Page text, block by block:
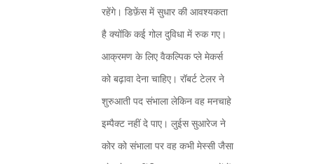
रहेंगे। डिफ़ेंस में सुधार की आवश्यकता
है क्योंकि कई गोल दुविधा में रुक गए।
आक्रमण के लिए वैकल्पिक प्ले मेकर्स
को बढ़ावा देना चाहिए। रॉबर्ट टेलर ने
शुरुआती पद संभाला लेकिन वह मनचाहे
इम्पैक्ट नहीं दे पाए। लुईस सुआरेज ने
कोर को संभाला पर वह कभी मेस्सी जैसा